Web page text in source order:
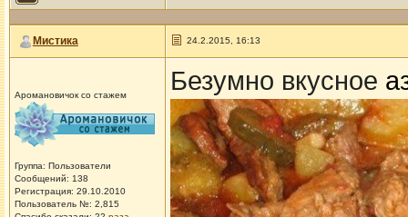
Мистика 24.2.2015, 16:13
Аромановичок со стажем
Группа: Пользователи
Сообщений: 138
Регистрация: 29.10.2010
Пользователь №: 2,815
Безумно вкусное